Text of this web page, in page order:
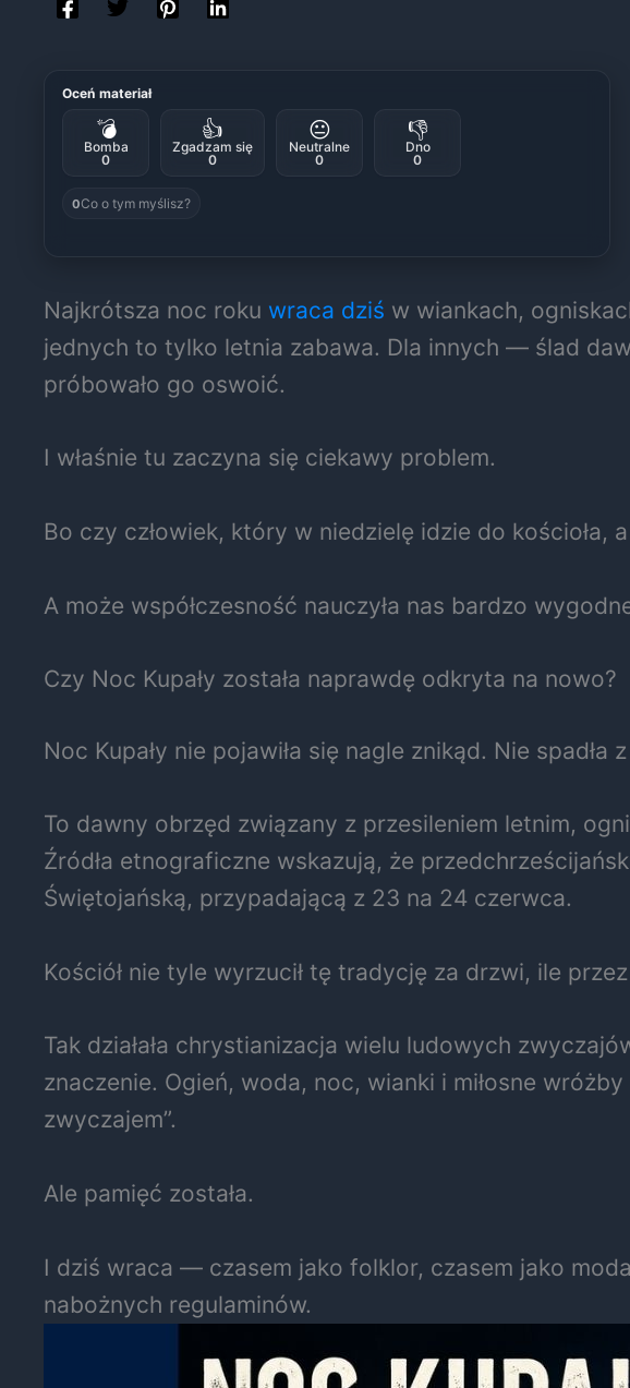
Oceń materiał
💣
Bomba
0
👍
Zgadzam się
0
😐
Neutralne
0
👎
Dno
0
0Co o tym myślisz?
Najkrótsza noc roku wraca dziś w wiankach,
jednych to tylko letnia zabawa. Dla innych — ślad
próbowało go oswoić.
I właśnie tu zaczyna się ciekawy problem.
Bo czy człowiek, który w niedzielę idzie do kościoła,
A może współczesność nauczyła nas bardzo
Czy Noc Kupały została naprawdę odkryta na nowo?
Noc Kupały nie pojawiła się nagle znikąd. Nie
To dawny obrzęd związany z przesileniem letnim,
Źródła etnograficzne wskazują, że
Świętojańską, przypadającą z 23 na 24 czerwca.
Kościół nie tyle wyrzucił tę tradycję za drzwi, ile
Tak działała chrystianizacja wielu ludowych
znaczenie. Ogień, woda, noc, wianki i miłosne
zwyczajem”.
Ale pamięć została.
I dziś wraca — czasem jako folklor, czasem jako
nabożnych regulaminów.